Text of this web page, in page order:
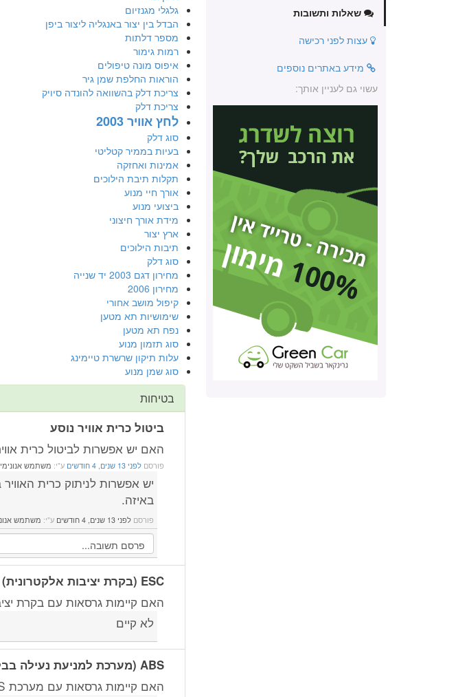
שאלות ותשובות
עצות לפני רכישה
מידע באתרים נוספים
עשוי גם לעניין אותך:
גלגלי מגנזיום
הבדל בין יצור באנגליה ליצור ביפן
מספר דלתות
רמות גימור
איפוס מונה טיפולים
הוראות החלפת שמן גיר
צריכת דלק בהשוואה להונדה סיויק
צריכת דלק
לחץ אוויר 2003
סוג דלק
בעיות בממיר קטליטי
אמינות ואחזקה
תקלות תיבת הילוכים
אורך חיי מנוע
ביצועי מנוע
מידת אורך חיצוני
ארץ יצור
תיבות הילוכים
סוג דלק
מחירון דגם 2003 יד שנייה
מחירון 2006
קיפול מושב אחורי
שימושיות תא מטען
נפח תא מטען
סוג תזמון מנוע
עלות תיקון שרשרת טיימינג
סוג שמן מנוע
בטיחות
ביטול כרית אוויר נוסע
האם יש אפשרות לביטול כרית
פורסםלפני 13 שנים, 4 חודשים ע"י: משתמש אנונימי
יש אפשרות לניתוק כרית
באיזה.
פורסםלפני 13 שנים, 4 חודשים ע"י: משתמש
ESC (בקרת יציבות אלקטרונית)
האם קיימות גרסאות עם בקרת
לא קיים
ABS (מערכת למניעת נעילה בבלימה)
האם קיימות גרסאות עם מערכת ABS?